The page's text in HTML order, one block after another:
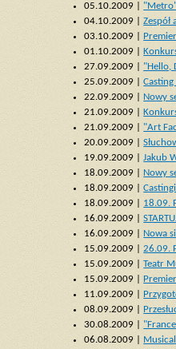
05.10.2009 |
04.10.2009 |
03.10.2009 |
01.10.2009 |
27.09.2009 | "Hello,
25.09.2009 |
22.09.2009 |
Nowy
21.09.2009 |
21.09.2009 | "Art
20.09.2009 |
19.09.2009 |Jakub
18.09.2009 |
Nowy
18.09.2009 |
18.09.2009 | 18.09.
16.09.2009 |
16.09.2009 |
Nowa
15.09.2009 |26.09.
15.09.2009 |Teatr
15.09.2009 |
11.09.2009 |
08.09.2009 |
30.08.2009 |
06.08.2009 |